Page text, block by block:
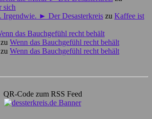
sich
Irgendwie. ► Der Desasterkreis zu Kaffee ist
das Bauchgefühl recht behält
Wenn das Bauchgefühl recht behält
Wenn das Bauchgefühl recht behält
QR-Code zum RSS Feed